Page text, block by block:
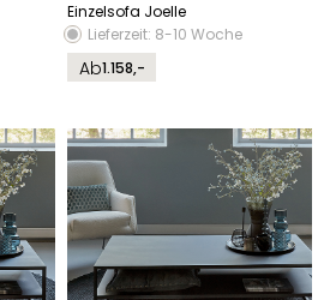
Einzelsofa Joelle
Lieferzeit: 8-10 Woche
Ab1.158,-